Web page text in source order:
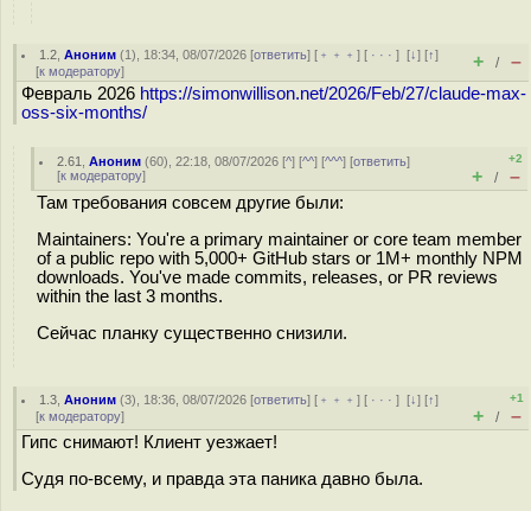
1.2 ,Аноним (1), 18:34, 08/07/2026 [ответить] [ ﹢﹢﹢] [ · · ·][↓] [↑]
[к модератору] + / –
Февраль 2026 https://simonwillison.net/2026/Feb/27/claude-max-
oss-six-months/
2.61 ,Аноним (60), 22:18, 08/07/2026 [^] [^^] [^^^] [ответить]
[к модератору]
+2
+ / –
Там требования совсем другие были:
Maintainers: You're a primary maintainer or core team member
of a public repo with 5,000+ GitHub stars or 1M+ monthly NPM
downloads. You've made commits, releases, or PR reviews
within the last 3 months.
Сейчас планку существенно снизили.
1.3 ,Аноним (3), 18:36, 08/07/2026 [ответить] [ ﹢﹢﹢] [ · · ·][↓] [↑]
[к модератору]
+1
+ / –
Гипс снимают! Клиент уезжает!
Судя по-всему, и правда эта паника давно была.